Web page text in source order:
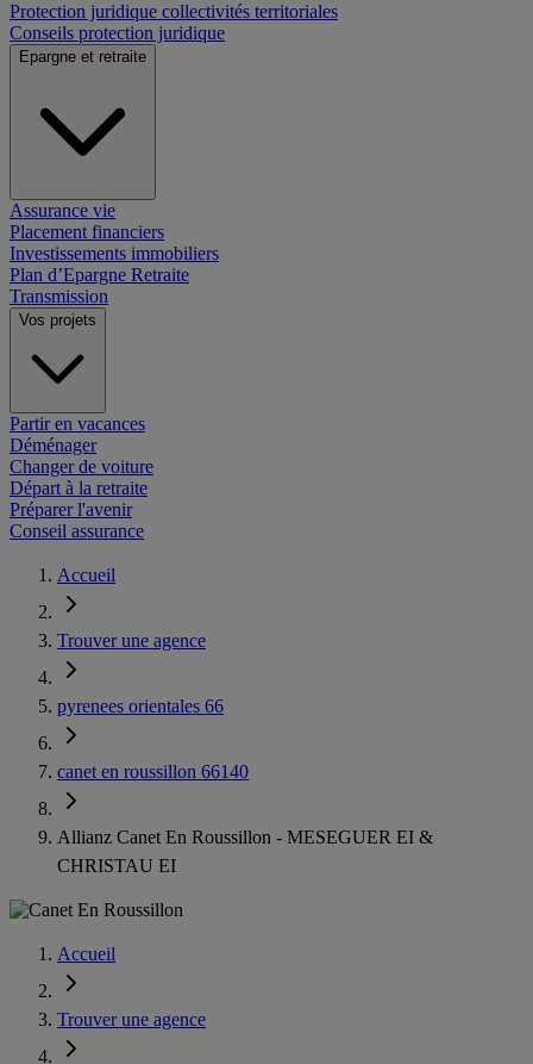
Protection juridique collectivités territoriales
Conseils protection juridique
Epargne et retraite
Assurance vie
Placement financiers
Investissements immobiliers
Plan d’Epargne Retraite
Transmission
Vos projets
Partir en vacances
Déménager
Changer de voiture
Départ à la retraite
Préparer l'avenir
Conseil assurance
Accueil
Trouver une agence
pyrenees orientales 66
canet en roussillon 66140
Allianz Canet En Roussillon - MESEGUER EI &
CHRISTAU EI
Accueil
Trouver une agence